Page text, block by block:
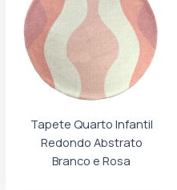
Tapete Quarto Infantil
Redondo Abstrato
Branco e Rosa